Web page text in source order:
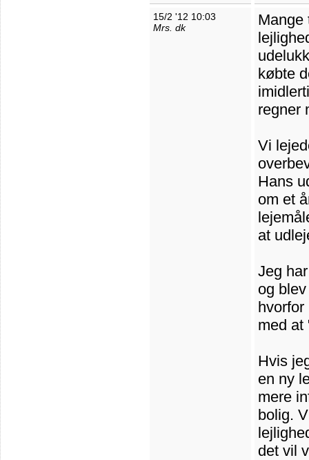
15/2 '12 10:03
Mrs. dk
Mange
købte
regner
Vi
Hans
om et
at
Jeg
og
med at
Hvis
en ny
mere
bolig.
det vil